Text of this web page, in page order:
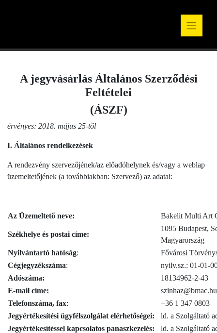
A jegyvásárlás Általános Szerződési
Feltételei
(ÁSZF)
érvényes: 2018. május 25-től
I. Általános rendelkezések
A rendezvény szervezőjének/az előadóhelynek és/vagy a weblap
üzemeltetőjének (a továbbiakban: Szervező) az adatai:
Az Üzemeltető neve: Bakelit Multi Art
Székhelye és postai címe:
1095 Budapest,
Magyarország
Nyilvántartó hatóság:
Fővárosi
Cégjegyzékszáma:
nyilv.sz.: 01-01-
Adószáma:
18134962-2-43
E-mail címe:
szinhaz@bmac.hu
Telefonszáma, fax:
+36 1 347 0803
Jegyértékesítési ügyfélszolgálat elérhetőségei:
ld. a Szolgáltató
Jegyértékesítéssel kapcsolatos panaszkezelés:
ld. a Szolgáltató